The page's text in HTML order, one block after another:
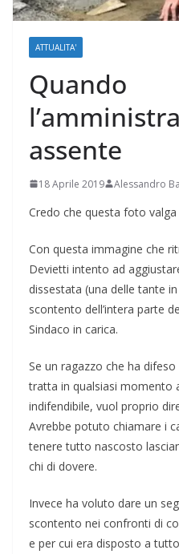
ATTUALITA'
Quando
assente
18 Aprile 2019 Alessandro
Credo che questa foto
Con questa immagine che
Devietti intento ad
dissestata (una delle tante
scontento dell’intera parte
Sindaco in carica.
Se un ragazzo che ha
tratta in qualsiasi momento
indifendibile, vuol proprio
Avrebbe potuto chiamare i
tenere tutto nascosto
chi di dovere.
Invece ha voluto dare un
scontento nei confronti di
e per cui era disposto a